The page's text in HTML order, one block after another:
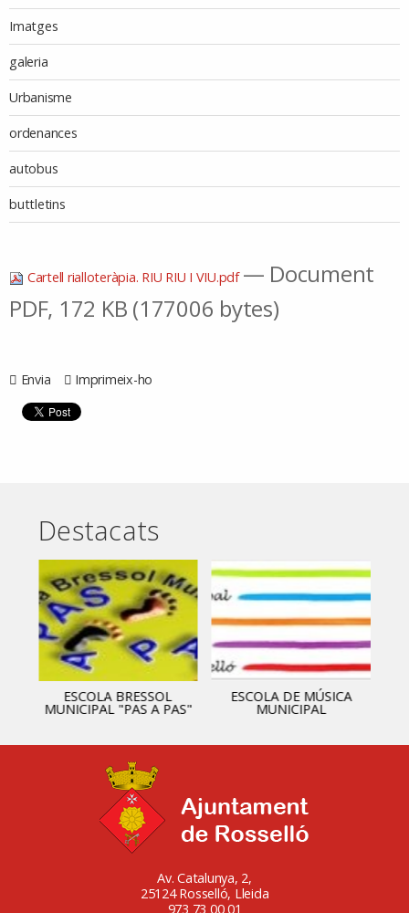
Imatges
galeria
Urbanisme
ordenances
autobus
buttletins
Cartell rialloteràpia. RIU RIU I VIU.pdf — Document
PDF, 172 KB (177006 bytes)
Envia Imprimeix-ho
Destacats
ESCOLA BRESSOL
MUNICIPAL "PAS A PAS"
ESCOLA DE MÚSICA
MUNICIPAL
Av. Catalunya, 2,
25124 Rosselló, Lleida
973 73 00 01